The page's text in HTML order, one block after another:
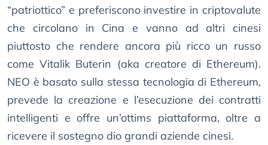
“patriottico” e preferiscono investire in criptovalute
che circolano in Cina e vanno ad altri cinesi
piuttosto che rendere ancora più ricco un russo
come Vitalik Buterin (aka creatore di Ethereum).
NEO è basato sulla stessa tecnologia di Ethereum,
prevede la creazione e l’esecuzione dei contratti
intelligenti e offre un’ottims piattaforma, oltre a
ricevere il sostegno dio grandi aziende cinesi.